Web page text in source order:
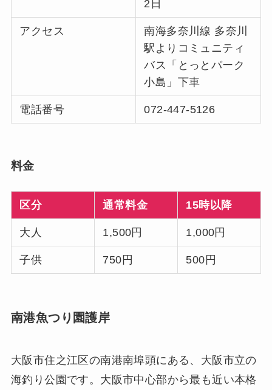
2日
アクセス
南海多奈川線 多奈川
駅よりコミュニティ
バス「とっとパーク
小島」下車
電話番号 072-447-5126
料金
区分 通常料金 15時以降
大人 1,500円 1,000円
子供 750円 500円
南港魚つり園護岸
大阪市住之江区の南港南埠頭にある、大阪市立の
海釣り公園です。大阪市中心部から最も近い本格